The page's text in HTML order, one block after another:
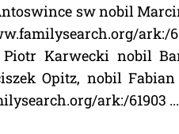
sw nobil
ark:/
Karwecki nobil
Opitz, nobil
ark:/61903 ...